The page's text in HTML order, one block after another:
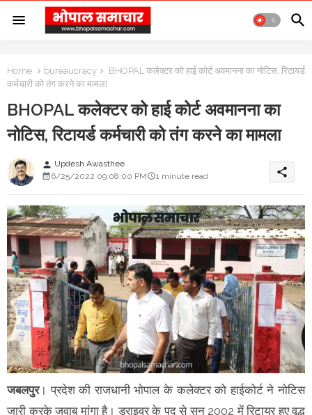
Home bureaucracy
BHOPAL कलेक्टर को हाई कोर्ट अवमानना का नोटिस, रिटायर्ड
कर्मचारी को तंग करने का मामला
BHOPAL कलेक्टर को हाई कोर्ट अवमानना का
नोटिस, रिटायर्ड कर्मचारी को तंग करने का मामला
person Updesh Awasthee
6/25/2022 09:08:00 PM
1 minute read share
जबलपुर। प्रदेश की राजधानी भोपाल के कलेक्टर को हाईकोर्ट ने नोटिस
जारी करके जवाब मांगा है। ड्राइवर के पद से सन 2002 में रिटायर हुए वृद्ध